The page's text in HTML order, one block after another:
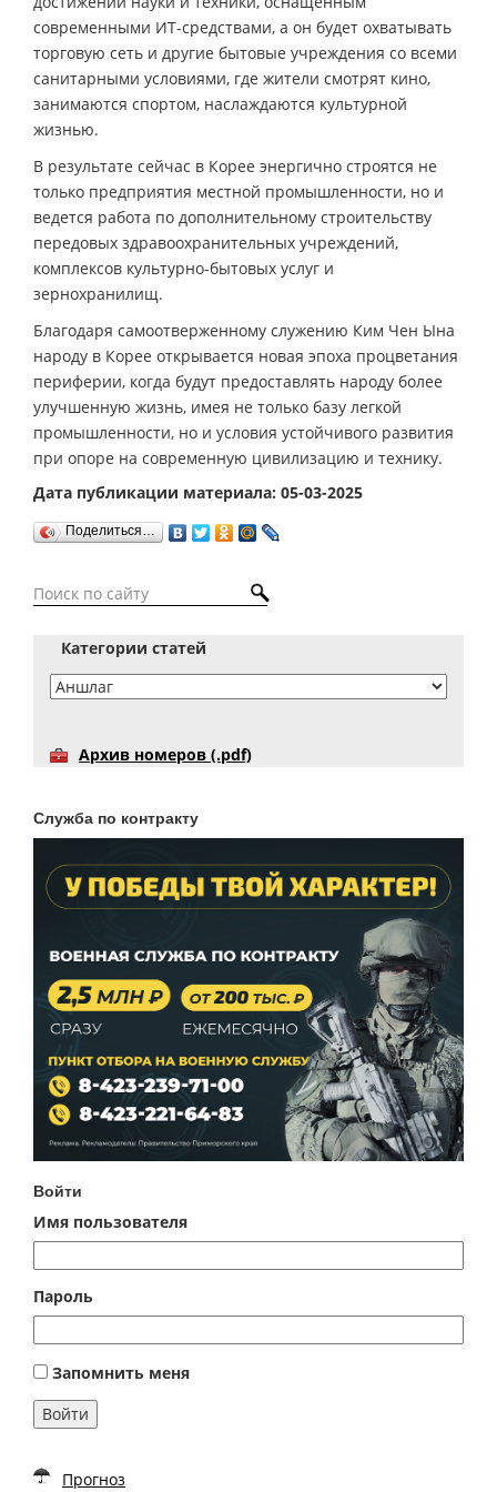
современными ИТ-средствами, а он будет охватывать
торговую сеть и другие бытовые учреждения со всеми
санитарными условиями, где жители смотрят кино,
занимаются спортом, наслаждаются культурной
жизнью.
В результате сейчас в Корее энергично строятся не
только предприятия местной промышленности, но и
ведется работа по дополнительному строительству
передовых здравоохранительных учреждений,
комплексов культурно-бытовых услуг и
зернохранилищ.
Благодаря самоотверженному служению Ким Чен Ына
народу в Корее открывается новая эпоха процветания
периферии, когда будут предоставлять народу более
улучшенную жизнь, имея не только базу легкой
промышленности, но и условия устойчивого развития
при опоре на современную цивилизацию и технику.
Дата публикации материала: 05-03-2025
Поделиться…
Категории статей
Архив номеров (.pdf)
Служба по контракту
Войти
Имя пользователя
Пароль
Запомнить меня
Войти
Прогноз